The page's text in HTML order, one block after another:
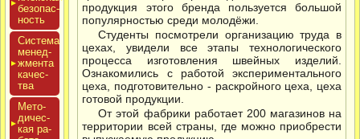
бе­зопас­
ность
Сис­те­ма
ме­нед­
жмен­та
ка­чес­
тва
Мето­
дичес­
кая ра­
продукция этого бренда пользуется большой
популярностью среди молодёжи.
Студенты посмотрели организацию труда в
цехах, увидели все этапы технологического
процесса изготовления швейных изделий.
Ознакомились с работой экспериментального
цеха, подготовительно - раскройного цеха, цеха
готовой продукции.
От этой фабрики работает 200 магазинов на
территории всей страны, где можно приобрести